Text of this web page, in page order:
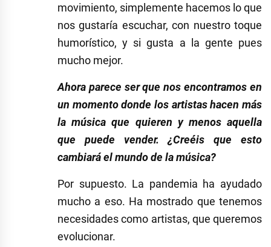
movimiento, simplemente hacemos lo que
nos gustaría escuchar, con nuestro toque
humorístico, y si gusta a la gente pues
mucho mejor.
Ahora parece ser que nos encontramos en
un momento donde los artistas hacen más
la música que quieren y menos aquella
que puede vender. ¿Creéis que esto
cambiará el mundo de la música?
Por supuesto. La pandemia ha ayudado
mucho a eso. Ha mostrado que tenemos
necesidades como artistas, que queremos
evolucionar.